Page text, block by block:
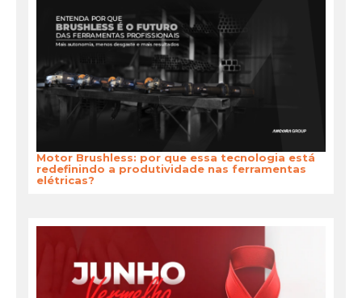
Motor Brushless: por que essa tecnologia está
redefinindo a produtividade nas ferramentas
elétricas?